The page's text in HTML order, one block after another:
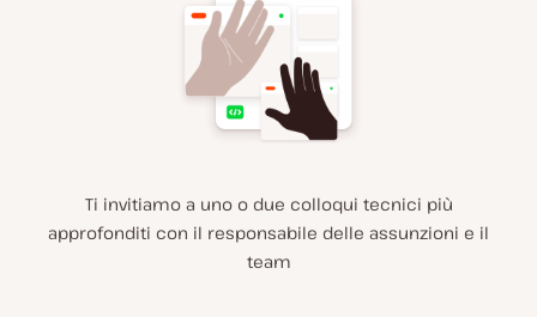
Ti invitiamo a uno o due colloqui tecnici più
approfonditi con il responsabile delle assunzioni e il
team